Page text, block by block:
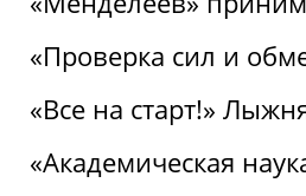
«Проверка сил и
«Все на старт!»
«Академическая